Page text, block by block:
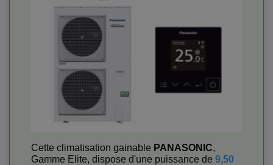
Cette climatisation gainable PANASONIC,
Gamme Elite, dispose d'une puissance de 9,50